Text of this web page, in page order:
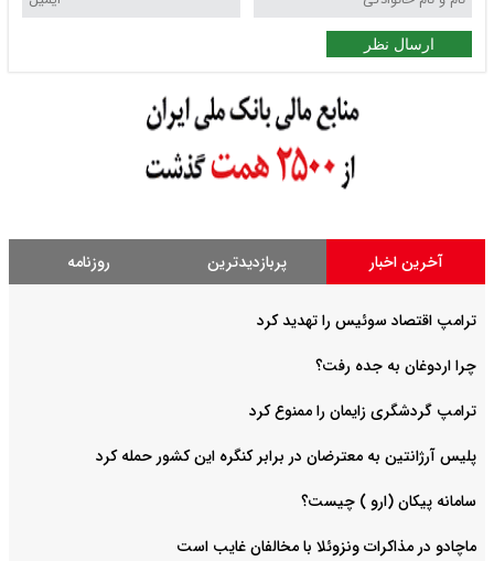
ارسال نظر
آخرین اخبار پربازدیدترین روزنامه
ترامپ اقتصاد سوئیس را تهدید کرد
چرا اردوغان به جده رفت؟
ترامپ گردشگری زایمان را ممنوع کرد
پلیس آرژانتین به معترضان در برابر کنگره این کشور حمله کرد
سامانه پیکان (ارو ) چیست؟
ماچادو در مذاکرات ونزوئلا با مخالفان غایب است